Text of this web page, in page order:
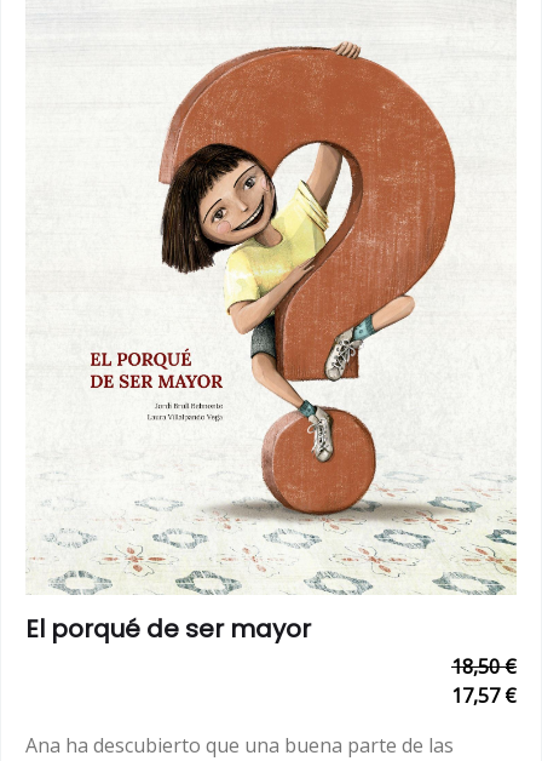
El porqué de ser mayor
18,50 €
17,57 €
Ana ha descubierto que una buena parte de las